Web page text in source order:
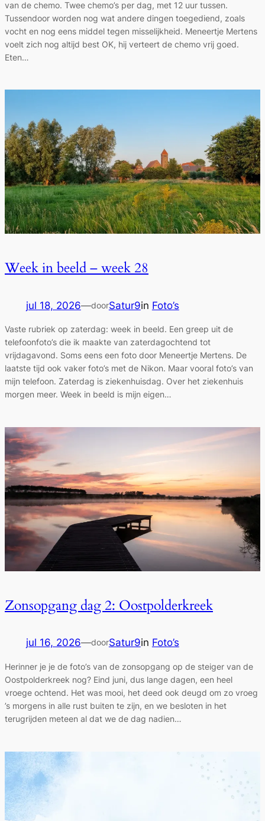
van de chemo. Twee chemo’s per dag, met 12 uur tussen.
Tussendoor worden nog wat andere dingen toegediend, zoals
vocht en nog eens middel tegen misselijkheid. Meneertje Mertens
voelt zich nog altijd best OK, hij verteert de chemo vrij goed.
Eten…
Week in beeld – week 28
jul 18, 2026—doorSatur9in Foto’s
Vaste rubriek op zaterdag: week in beeld. Een greep uit de
telefoonfoto’s die ik maakte van zaterdagochtend tot
vrijdagavond. Soms eens een foto door Meneertje Mertens. De
laatste tijd ook vaker foto’s met de Nikon. Maar vooral foto’s van
mijn telefoon. Zaterdag is ziekenhuisdag. Over het ziekenhuis
morgen meer. Week in beeld is mijn eigen…
Zonsopgang dag 2: Oostpolderkreek
jul 16, 2026—doorSatur9in Foto’s
Herinner je je de foto’s van de zonsopgang op de steiger van de
Oostpolderkreek nog? Eind juni, dus lange dagen, een heel
vroege ochtend. Het was mooi, het deed ook deugd om zo vroeg
’s morgens in alle rust buiten te zijn, en we besloten in het
terugrijden meteen al dat we de dag nadien…